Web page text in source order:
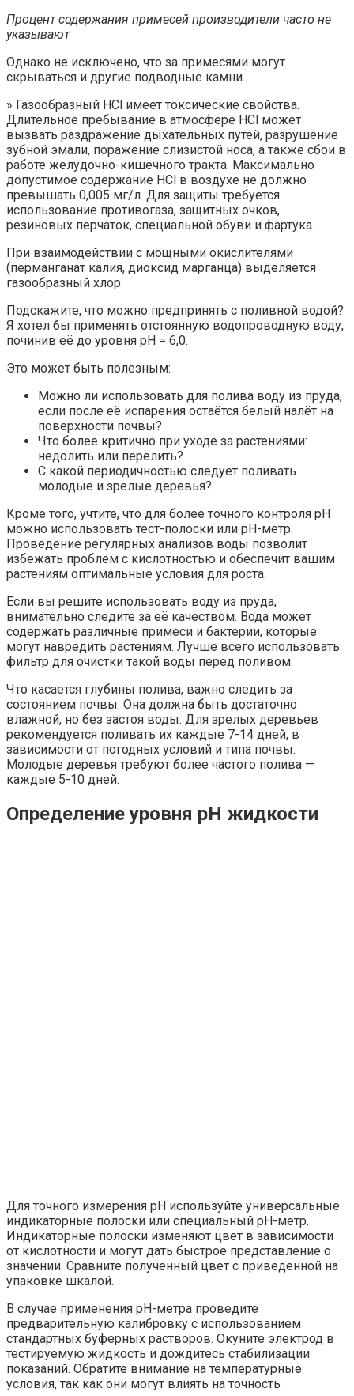
Процент содержания примесей производители часто не
указывают
Однако не исключено, что за примесями могут
скрываться и другие подводные камни.
» Газообразный HCl имеет токсические свойства.
Длительное пребывание в атмосфере HCl может
вызвать раздражение дыхательных путей, разрушение
зубной эмали, поражение слизистой носа, а также сбои в
работе желудочно-кишечного тракта. Максимально
допустимое содержание HCl в воздухе не должно
превышать 0,005 мг/л. Для защиты требуется
использование противогаза, защитных очков,
резиновых перчаток, специальной обуви и фартука.
При взаимодействии с мощными окислителями
(перманганат калия, диоксид марганца) выделяется
газообразный хлор.
Подскажите, что можно предпринять с поливной водой?
Я хотел бы применять отстоянную водопроводную воду,
починив её до уровня pH = 6,0.
Это может быть полезным:
Можно ли использовать для полива воду из пруда,
если после её испарения остаётся белый налёт на
поверхности почвы?
Что более критично при уходе за растениями:
недолить или перелить?
С какой периодичностью следует поливать
молодые и зрелые деревья?
Кроме того, учтите, что для более точного контроля pH
можно использовать тест-полоски или pH-метр.
Проведение регулярных анализов воды позволит
избежать проблем с кислотностью и обеспечит вашим
растениям оптимальные условия для роста.
Если вы решите использовать воду из пруда,
внимательно следите за её качеством. Вода может
содержать различные примеси и бактерии, которые
могут навредить растениям. Лучше всего использовать
фильтр для очистки такой воды перед поливом.
Что касается глубины полива, важно следить за
состоянием почвы. Она должна быть достаточно
влажной, но без застоя воды. Для зрелых деревьев
рекомендуется поливать их каждые 7-14 дней, в
зависимости от погодных условий и типа почвы.
Молодые деревья требуют более частого полива —
каждые 5-10 дней.
Определение уровня pH жидкости
Для точного измерения pH используйте универсальные
индикаторные полоски или специальный pH-метр.
Индикаторные полоски изменяют цвет в зависимости
от кислотности и могут дать быстрое представление о
значении. Сравните полученный цвет с приведенной на
упаковке шкалой.
В случае применения pH-метра проведите
предварительную калибровку с использованием
стандартных буферных растворов. Окуните электрод в
тестируемую жидкость и дождитесь стабилизации
показаний. Обратите внимание на температурные
условия, так как они могут влиять на точность